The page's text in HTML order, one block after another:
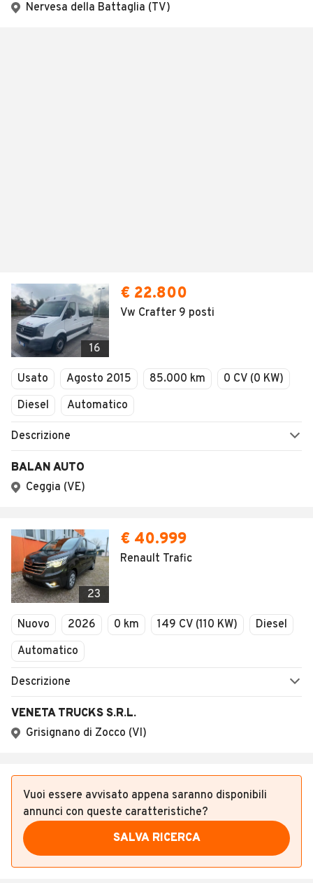
Nervesa della Battaglia (TV)
16
€ 22.800
Vw Crafter 9 posti
Usato Agosto 2015 85.000 km
0 CV (0 KW)
Diesel
Automatico
Descrizione
BALAN AUTO
Ceggia (VE)
23
€ 40.999
Renault Trafic
Nuovo 2026 0 km 149 CV (110 KW)
Diesel
Automatico
Descrizione
VENETA TRUCKS S.R.L.
Grisignano di Zocco (VI)
Vuoi essere avvisato appena saranno disponibili
annunci con queste caratteristiche?
SALVA RICERCA